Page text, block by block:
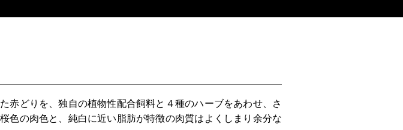
赤どりを、独自の植物性配合飼料と４種のハーブをあわせ、さ
色の肉色と、純白に近い脂肪が特徴の肉質はよくしまり余分な